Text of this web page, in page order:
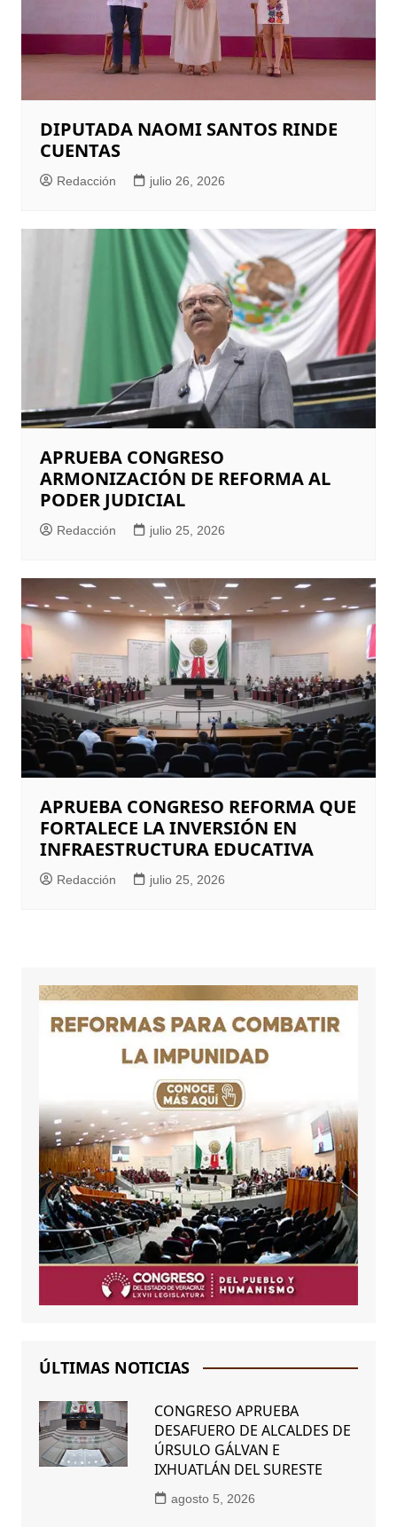
DIPUTADA NAOMI SANTOS RINDE
CUENTAS
Redacción julio 26, 2026
APRUEBA CONGRESO
ARMONIZACIÓN DE REFORMA AL
PODER JUDICIAL
Redacción julio 25, 2026
APRUEBA CONGRESO REFORMA QUE
FORTALECE LA INVERSIÓN EN
INFRAESTRUCTURA EDUCATIVA
Redacción julio 25, 2026
ÚLTIMAS NOTICIAS
CONGRESO APRUEBA
DESAFUERO DE ALCALDES DE
ÚRSULO GÁLVAN E
IXHUATLÁN DEL SURESTE
agosto 5, 2026